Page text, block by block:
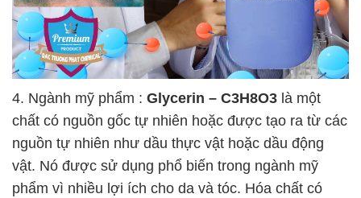
4. Ngành mỹ phẩm : Glycerin – C3H8O3 là một
chất có nguồn gốc tự nhiên hoặc được tạo ra từ các
nguồn tự nhiên như dầu thực vật hoặc dầu động
vật. Nó được sử dụng phổ biến trong ngành mỹ
phẩm vì nhiều lợi ích cho da và tóc. Hóa chất có